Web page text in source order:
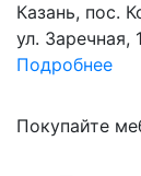
Казань, пос.
ул. Заречная,
Подробнее
Покупайте